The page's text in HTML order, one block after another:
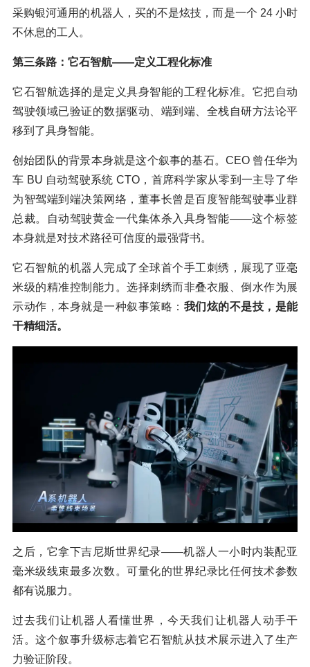
采购银河通用的机器人，买的不是炫技，而是一个 24 小时
不休息的工人。
第三条路：它石智航——定义工程化标准
它石智航选择的是定义具身智能的工程化标准。它把自动
驾驶领域已验证的数据驱动、端到端、全栈自研方法论平
移到了具身智能。
创始团队的背景本身就是这个叙事的基石。CEO 曾任华为
车 BU 自动驾驶系统 CTO，首席科学家从零到一主导了华
为智驾端到端决策网络，董事长曾是百度智能驾驶事业群
总裁。自动驾驶黄金一代集体杀入具身智能——这个标签
本身就是对技术路径可信度的最强背书。
它石智航的机器人完成了全球首个手工刺绣，展现了亚毫
米级的精准控制能力。选择刺绣而非叠衣服、倒水作为展
示动作，本身就是一种叙事策略： 我们炫的不是技，是能
干精细活。
之后，它拿下吉尼斯世界纪录——机器人一小时内装配亚
毫米级线束最多次数。可量化的世界纪录比任何技术参数
都有说服力。
过去我们让机器人看懂世界，今天我们让机器人动手干
活。这个叙事升级标志着它石智航从技术展示进入了生产
力验证阶段。